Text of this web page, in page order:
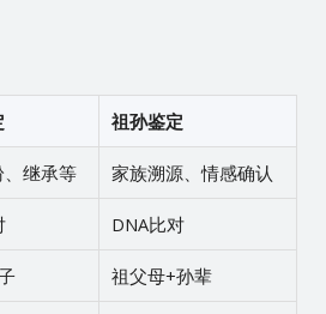
祖孙鉴定
继承等 家族溯源、情感确认
DNA比对
祖父母+孙辈